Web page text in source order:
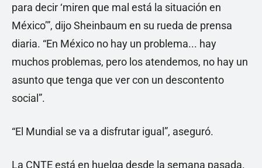
para decir ‘miren que mal está la situación en
México’”, dijo Sheinbaum en su rueda de prensa
diaria. “En México no hay un problema... hay
muchos problemas, pero los atendemos, no hay un
asunto que tenga que ver con un descontento
social”.
“El Mundial se va a disfrutar igual”, aseguró.
La CNTE está en huelga desde la semana pasada.